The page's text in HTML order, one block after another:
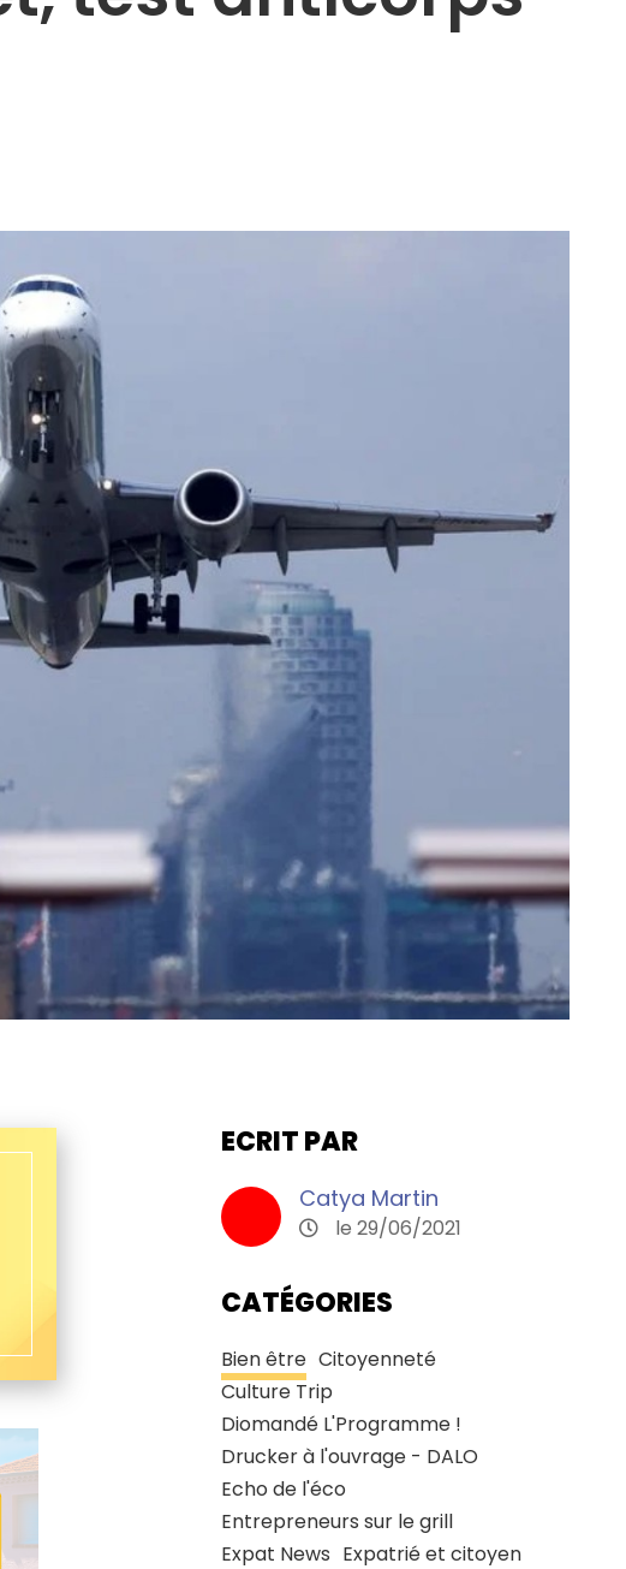
ECRIT PAR
Catya Martin
le 29/06/2021
CATÉGORIES
Bien être Citoyenneté
Culture Trip
Diomandé L'Programme !
Drucker à l'ouvrage - DALO
Echo de l'éco
Entrepreneurs sur le grill
Expat News Expatrié et citoyen